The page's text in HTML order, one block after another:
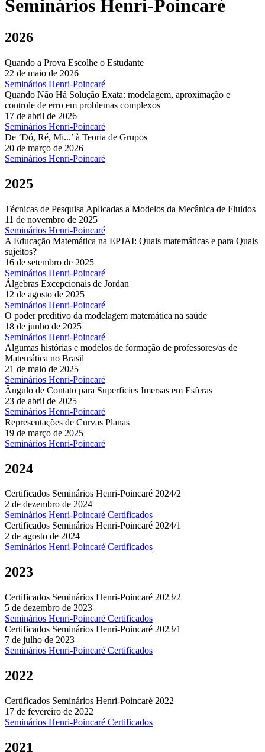
Seminários Henri-Poincaré
2026
Quando a Prova Escolhe o Estudante
22 de maio de 2026
Seminários Henri-Poincaré
Quando Não Há Solução Exata: modelagem, aproximação e
controle de erro em problemas complexos
17 de abril de 2026
Seminários Henri-Poincaré
De ‘Dó, Ré, Mi...’ à Teoria de Grupos
20 de março de 2026
Seminários Henri-Poincaré
2025
Técnicas de Pesquisa Aplicadas a Modelos da Mecânica de Fluidos
11 de novembro de 2025
Seminários Henri-Poincaré
A Educação Matemática na EPJAI: Quais matemáticas e para Quais
sujeitos?
16 de setembro de 2025
Seminários Henri-Poincaré
Álgebras Excepcionais de Jordan
12 de agosto de 2025
Seminários Henri-Poincaré
O poder preditivo da modelagem matemática na saúde
18 de junho de 2025
Seminários Henri-Poincaré
Algumas histórias e modelos de formação de professores/as de
Matemática no Brasil
21 de maio de 2025
Seminários Henri-Poincaré
Ângulo de Contato para Superficies Imersas em Esferas
23 de abril de 2025
Seminários Henri-Poincaré
Representações de Curvas Planas
19 de março de 2025
Seminários Henri-Poincaré
2024
Certificados Seminários Henri-Poincaré 2024/2
2 de dezembro de 2024
Seminários Henri-Poincaré Certificados
Certificados Seminários Henri-Poincaré 2024/1
2 de agosto de 2024
Seminários Henri-Poincaré Certificados
2023
Certificados Seminários Henri-Poincaré 2023/2
5 de dezembro de 2023
Seminários Henri-Poincaré Certificados
Certificados Seminários Henri-Poincaré 2023/1
7 de julho de 2023
Seminários Henri-Poincaré Certificados
2022
Certificados Seminários Henri-Poincaré 2022
17 de fevereiro de 2022
Seminários Henri-Poincaré Certificados
2021